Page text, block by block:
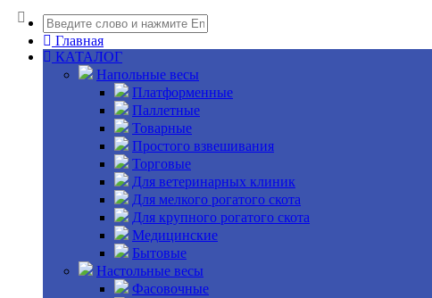
Главная
КАТАЛОГ
Напольные весы
Платформенные
Паллетные
Товарные
Простого взвешивания
Торговые
Для ветеринарных клиник
Для мелкого рогатого скота
Для крупного рогатого скота
Медицинские
Бытовые
Настольные весы
Фасовочные